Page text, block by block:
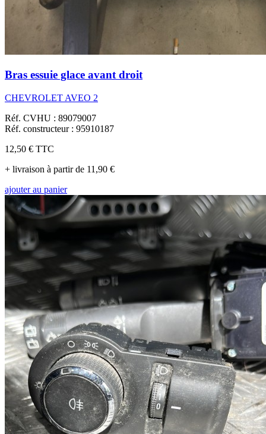
Bras essuie glace avant droit
CHEVROLET AVEO 2
Réf. CVHU : 89079007
Réf. constructeur : 95910187
12,50 € TTC
+ livraison à partir de 11,90 €
ajouter au panier